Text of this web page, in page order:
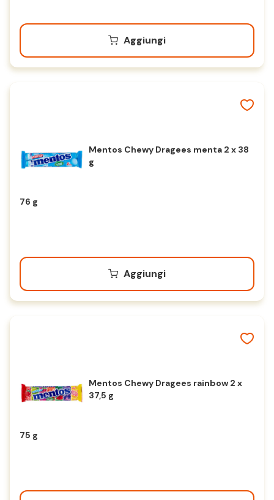
Aggiungi
Mentos Chewy Dragees menta 2 x 38
g
76 g
Aggiungi
Mentos Chewy Dragees rainbow 2 x
37,5 g
75 g